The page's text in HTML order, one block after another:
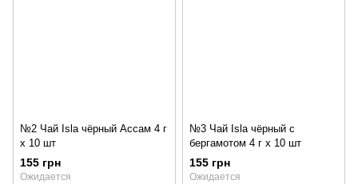
№2 Чай Isla чёрный Ассам 4 г
х 10 шт
155 грн
Ожидается
№3 Чай Isla чёрный с
бергамотом 4 г х 10 шт
155 грн
Ожидается